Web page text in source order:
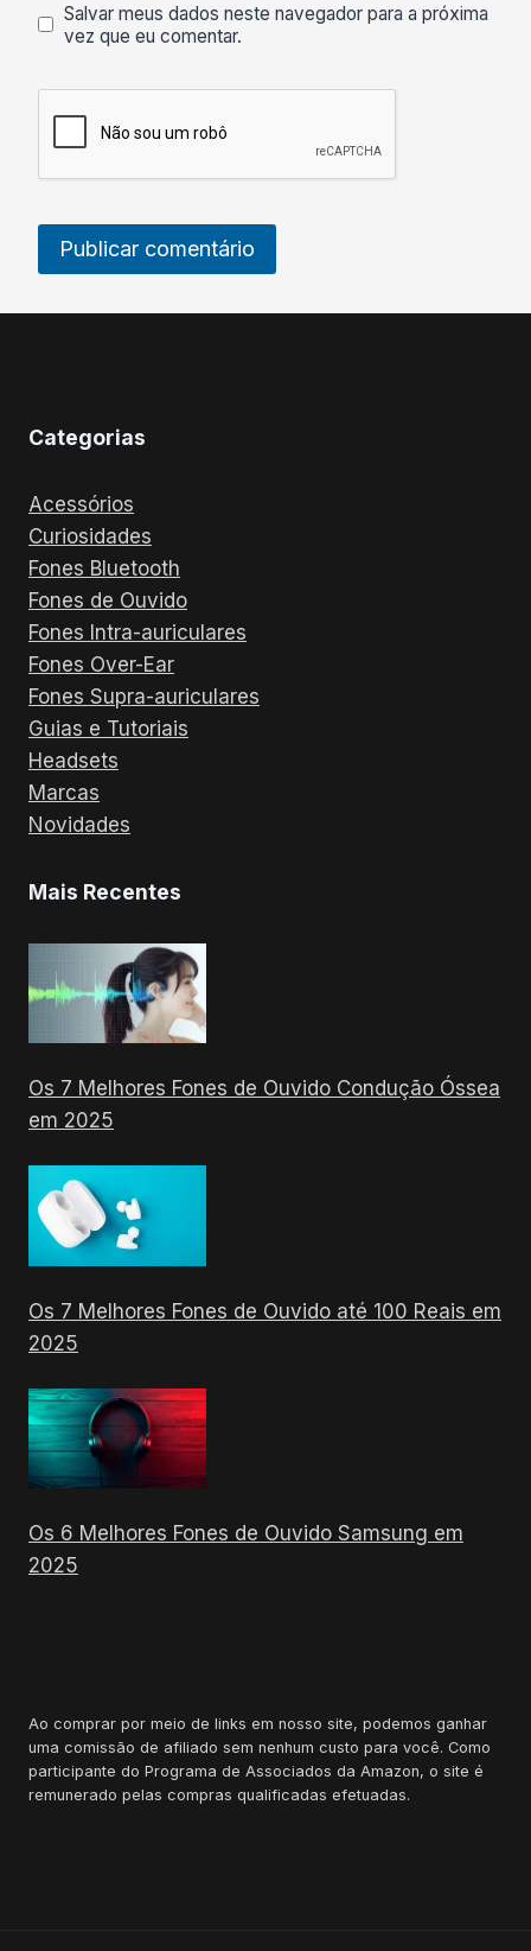
Salvar meus dados neste navegador para a próxima
vez que eu comentar.
Categorias
Acessórios
Curiosidades
Fones Bluetooth
Fones de Ouvido
Fones Intra-auriculares
Fones Over-Ear
Fones Supra-auriculares
Guias e Tutoriais
Headsets
Marcas
Novidades
Mais Recentes
Os 7 Melhores Fones de Ouvido Condução Óssea
em 2025
Os 7 Melhores Fones de Ouvido até 100 Reais em
2025
Os 6 Melhores Fones de Ouvido Samsung em
2025
Ao comprar por meio de links em nosso site, podemos ganhar
uma comissão de afiliado sem nenhum custo para você. Como
participante do Programa de Associados da Amazon, o site é
remunerado pelas compras qualificadas efetuadas.